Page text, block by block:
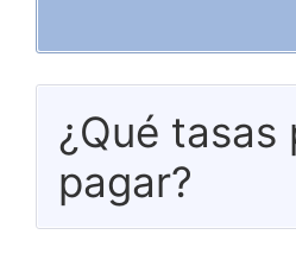
¿Qué tasas
pagar?